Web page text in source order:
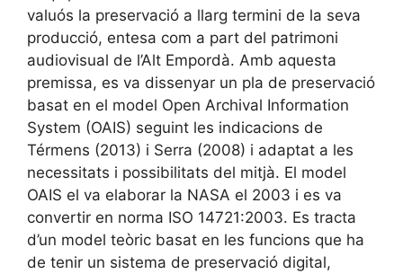
valuós la preservació a llarg termini de la seva
producció, entesa com a part del patrimoni
audiovisual de l’Alt Empordà. Amb aquesta
premissa, es va dissenyar un pla de preservació
basat en el model Open Archival Information
System (OAIS) seguint les indicacions de
Térmens (2013) i Serra (2008) i adaptat a les
necessitats i possibilitats del mitjà. El model
OAIS el va elaborar la NASA el 2003 i es va
convertir en norma ISO 14721:2003. Es tracta
d’un model teòric basat en les funcions que ha
de tenir un sistema de preservació digital,